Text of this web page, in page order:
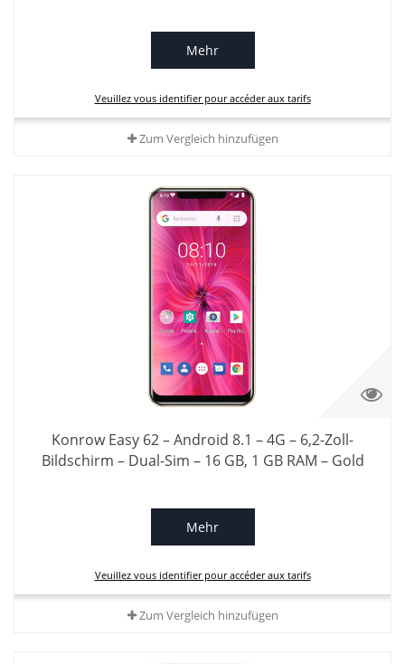
Mehr
Veuillez vous identifier pour accéder aux tarifs
Zum Vergleich hinzufügen
Konrow Easy 62 – Android 8.1 – 4G – 6,2-Zoll-
Bildschirm – Dual-Sim – 16 GB, 1 GB RAM – Gold
Mehr
Veuillez vous identifier pour accéder aux tarifs
Zum Vergleich hinzufügen